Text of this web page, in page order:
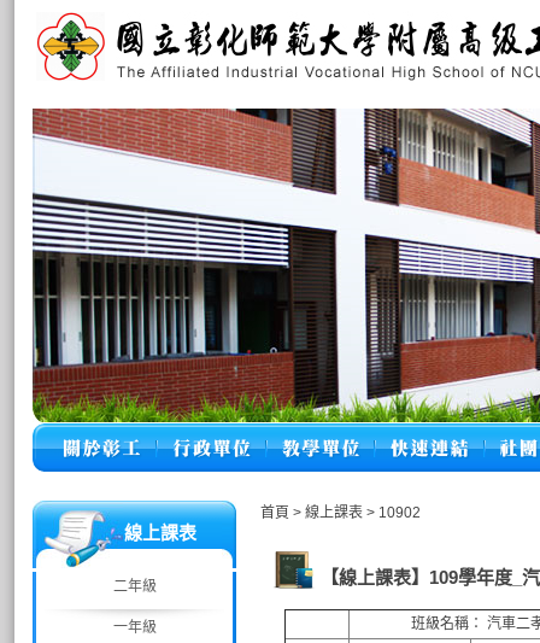
線上課表
二年級
一年級
首頁 > 線上課表 > 10902
【線上課表】109學年度_
班級名稱： 汽車二